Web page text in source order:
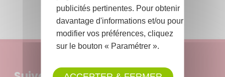
publicités pertinentes. Pour obtenir
davantage d'informations et/ou pour
modifier vos préférences, cliquez
sur le bouton « Paramétrer ».